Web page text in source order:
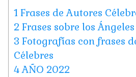
1 Frases de Autores
2 Frases sobre los Ángeles
3 Fotografías con frases
Célebres
4AÑO 2022